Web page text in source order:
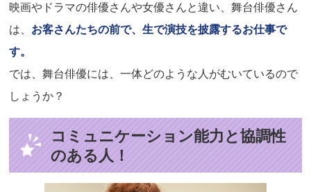
映画やドラマの俳優さんや女優さんと違い、舞台俳優さん
は、 お客さんたちの前で、生で演技を披露するお仕事で
す。
では、舞台俳優には、一体どのような人がむいているので
しょうか？
コミュニケーション能力と協調性
のある人！